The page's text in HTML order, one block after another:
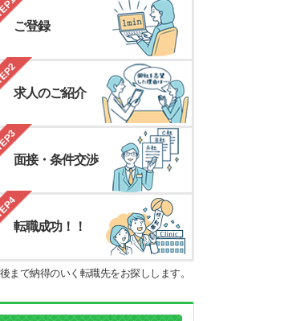
ご登録
求人のご紹介
面接・条件交渉
転職成功！！
まで納得のいく転職先をお探しします。